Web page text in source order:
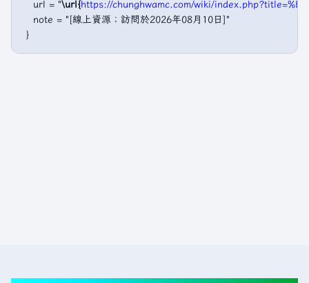
   url = "
\url{https://chunghwamc.com/wiki/
   note = "[線上資源；訪問於2026年08月10日]"